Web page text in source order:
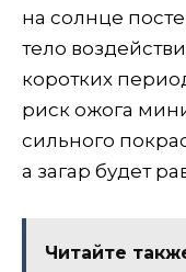
на солнце
тело
коротких
риск ожога
сильного
а загар будет
Читайте